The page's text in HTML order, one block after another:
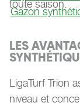
Gazon
toute saison.
LES
LigaTurf Trion
niveau et